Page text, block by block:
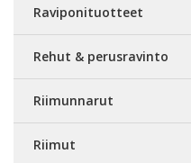
Raviponituotteet
Rehut & perusravinto
Riimunnarut
Riimut